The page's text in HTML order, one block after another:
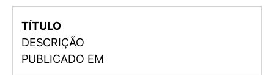
TÍTULO
DESCRIÇÃO
PUBLICADO EM